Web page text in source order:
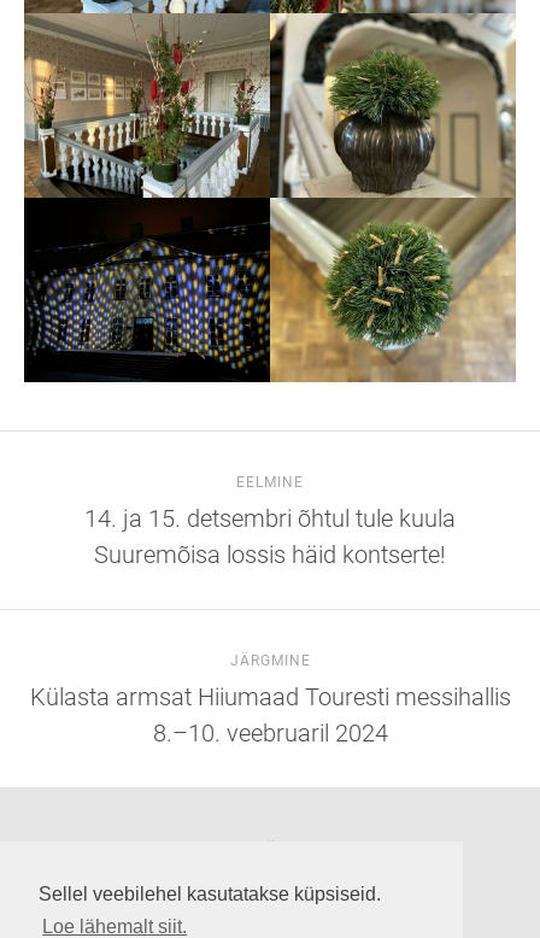
Sellel veebilehel kasutatakse küpsiseid.
Loe lähemalt siit.
EELMINE
14. ja 15. detsembri õhtul tule kuula
Suuremõisa lossis häid kontserte!
JÄRGMINE
Külasta armsat Hiiumaad Touresti messihallis
8.–10. veebruaril 2024
info@suuremoisaloss.ee
LOSSI LAHTIOLEKUAJAD